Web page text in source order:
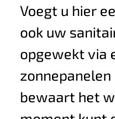
Voegt u hier
ook uw
opgewekt via
bewaart het